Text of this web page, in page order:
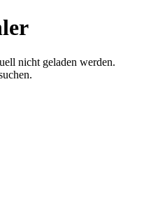
nicht geladen werden.